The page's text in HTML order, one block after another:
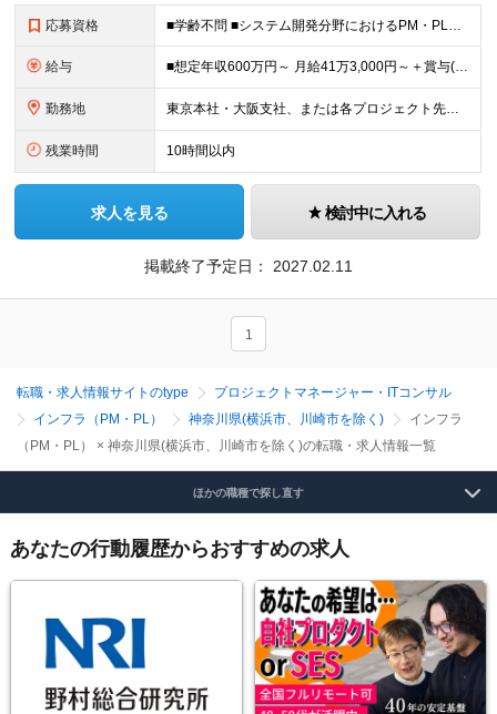
応募資格 ■学齢不問 ■システム開発分野におけるPM・PL経験2年以上及び開発実務経験 ※外国籍の方は対象外となります。 【休職歴（既往歴）がある方へ】 ・ご病気等により現職で休職期間がある場合は「すでに復職
給与 ■想定年収600万円～ 月給41万3,000円～＋賞与(2回) ※試用期間6カ月間中の雇用形態に差異はございません。 ※固定残業代（21時間分/5万8,000円～）を含みます。超過分は別途支給いたし
勤務地 東京本社・大阪支社、または各プロジェクト先（1都3県、大阪府内）にて勤務となります。 ※勤務地は希望を考慮します。 ※転居を伴う転勤はありません。 ■東京勤務 東京本社または東京都・千葉県・埼玉県・
残業時間 10時間以内
求人を見る 検討中に入れる
掲載終了予定日： 2027.02.11
1
転職・求人情報サイトのtype
プロジェクトマネージャー・ITコンサル
インフラ（PM・PL）
神奈川県(横浜市、川崎市を除く)
インフラ
（PM・PL） × 神奈川県(横浜市、川崎市を除く)の転職・求人情報一覧
ほかの職種で探し直す
あなたの行動履歴からおすすめの求人